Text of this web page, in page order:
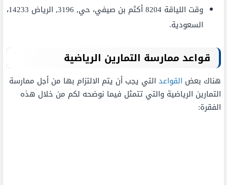
وقت اللياقة 8204 أكثم بن صيفي، حي, 3196, الرياض 14233،
السعودية.
قواعد ممارسة التمارين الرياضية
هناك بعض القواعد التي يجب أن يتم الالتزام بها من أجل ممارسة
التمارين الرياضية والتي تتمثل فيما نوضحه لكم من خلال هذه
الفقرة: